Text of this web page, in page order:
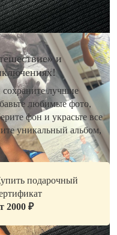
и
сохраните лучшие
любимые фото,
фон и украсьте все
уникальный альбом,
подарочный
2000 ₽